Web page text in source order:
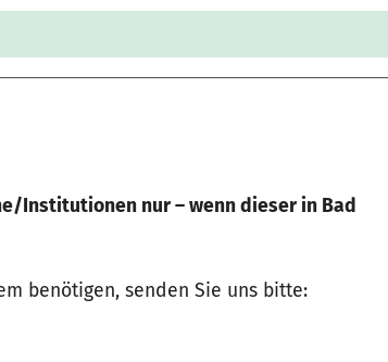
Institutionen nur – wenn dieser in Bad
benötigen, senden Sie uns bitte: